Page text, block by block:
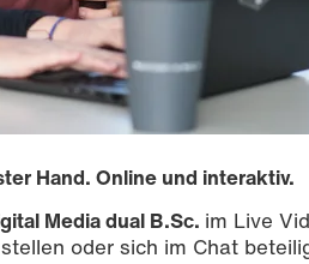
Hand. Online und interaktiv.
Media dual B.Sc. im Live
oder sich im Chat